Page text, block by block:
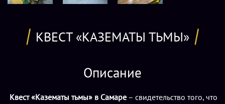
КВЕСТ «КАЗЕМАТЫ ТЬМЫ»
Описание
Квест «Казематы тьмы» в Самаре – свидетельство того, что